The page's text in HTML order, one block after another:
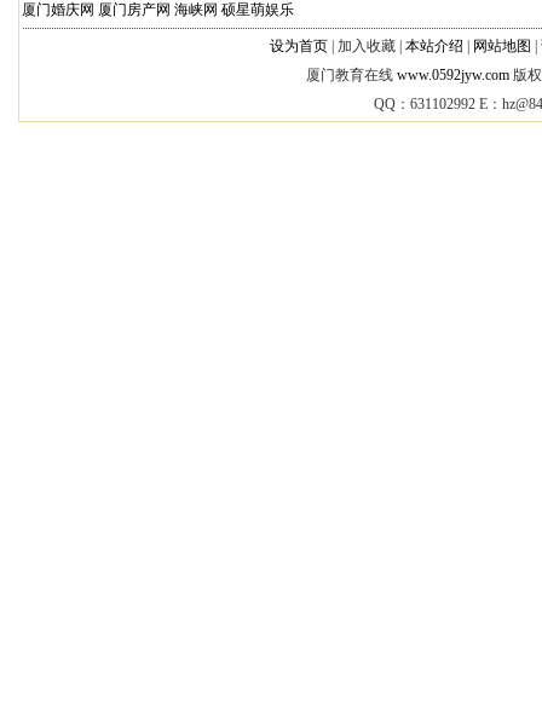
厦门婚庆网 厦门房产网 海峡网 硕星萌娱乐
设为首页 加入收藏 | 本站介绍 网站地图
厦门教育在线 www.0592jyw.com版权
QQ：631102992 E：